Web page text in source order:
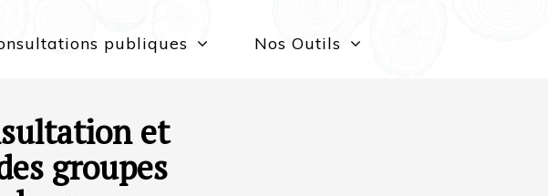
publiques Nos Outils
et
groupes